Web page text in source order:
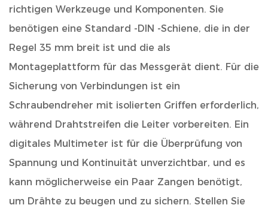
richtigen Werkzeuge und Komponenten. Sie
benötigen eine Standard -DIN -Schiene, die in der
Regel 35 mm breit ist und die als
Montageplattform für das Messgerät dient. Für die
Sicherung von Verbindungen ist ein
Schraubendreher mit isolierten Griffen erforderlich,
während Drahtstreifen die Leiter vorbereiten. Ein
digitales Multimeter ist für die Überprüfung von
Spannung und Kontinuität unverzichtbar, und es
kann möglicherweise ein Paar Zangen benötigt,
um Drähte zu beugen und zu sichern. Stellen Sie